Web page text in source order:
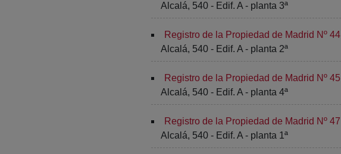
Alcalá, 540 - Edif. A - planta 3ª
Registro de la Propiedad de Madrid Nº 44
Alcalá, 540 - Edif. A - planta 2ª
Registro de la Propiedad de Madrid Nº 45
Alcalá, 540 - Edif. A - planta 4ª
Registro de la Propiedad de Madrid Nº 47
Alcalá, 540 - Edif. A - planta 1ª